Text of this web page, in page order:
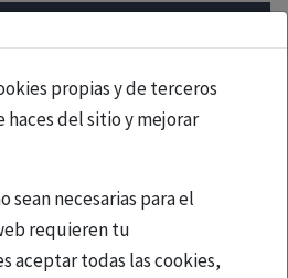
propias y de terceros
haces del sitio y mejorar
sean necesarias para el
requieren tu
aceptar todas las cookies,